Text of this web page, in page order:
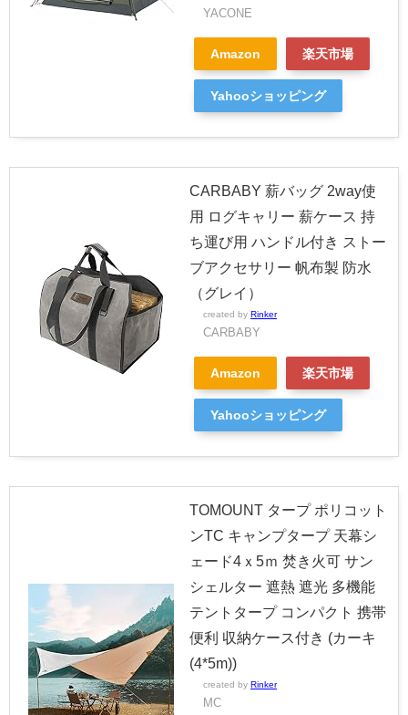
YACONE
Amazon 楽天市場
Yahooショッピング
CARBABY 薪バッグ 2way使
用 ログキャリー 薪ケース 持
ち運び用 ハンドル付き ストー
ブアクセサリー 帆布製 防水
（グレイ）
created by Rinker
CARBABY
Amazon 楽天市場
Yahooショッピング
TOMOUNT タープ ポリコット
ンTC キャンプタープ 天幕シ
ェード4ｘ5ｍ 焚き火可 サン
シェルター 遮熱 遮光 多機能
テントタープ コンパクト 携帯
便利 収納ケース付き (カーキ
(4*5m))
created by Rinker
MC